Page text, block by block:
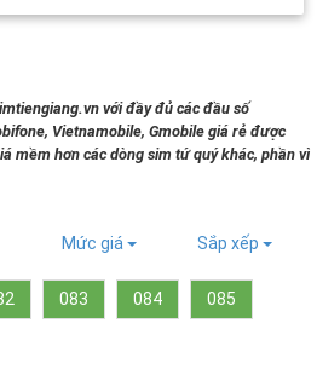
với đầy đủ các đầu số
Vietnamobile, Gmobile giá rẻ được
mềm hơn các dòng sim tứ quý khác, phần vì
Mức giá Sắp xếp
083 084 085